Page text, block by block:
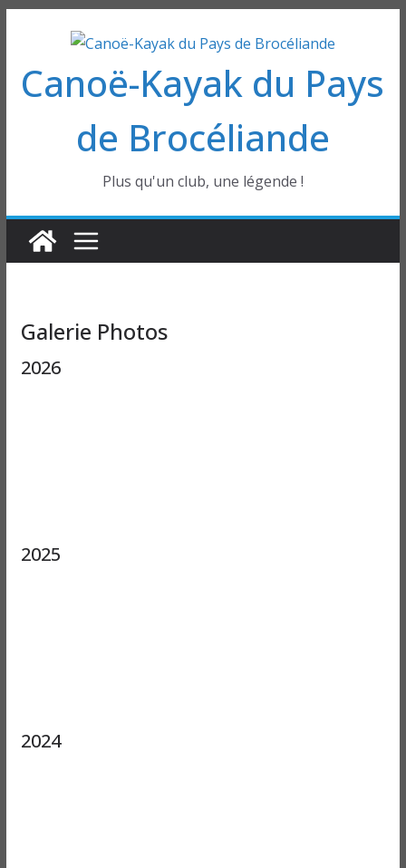
contenu
Canoë-Kayak du Pays
de Brocéliande
Plus qu'un club, une légende !
Galerie Photos
2026
2025
2024